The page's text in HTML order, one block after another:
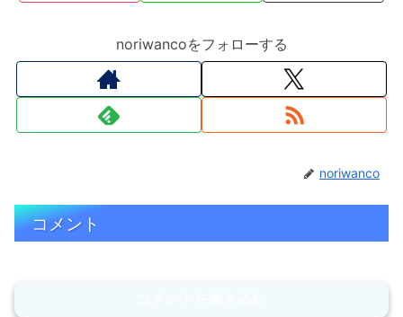
noriwancoをフォローする
noriwanco
コメント